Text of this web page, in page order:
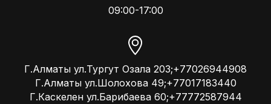
09:00-17:00
Г.Алматы ул.Тургут Озала 203;+77026944908
Г.Алматы ул.Шолохова 49;+77017183440
Г.Каскелен ул.Барибаева 60;+77772587944